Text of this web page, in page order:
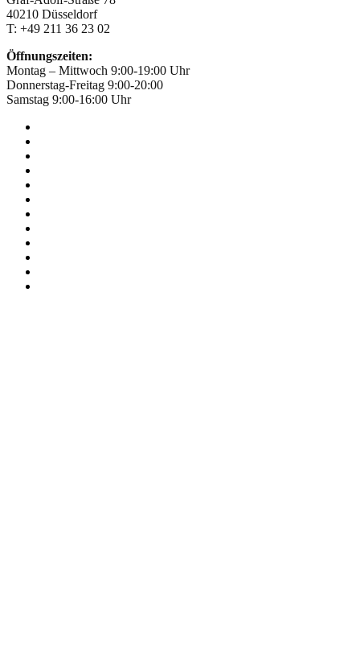
40210 Düsseldorf
T: +49 211 36 23 02
Öffnungszeiten:
Montag – Mittwoch 9:00-19:00 Uhr
Donnerstag-Freitag 9:00-20:00
Samstag 9:00-16:00 Uhr